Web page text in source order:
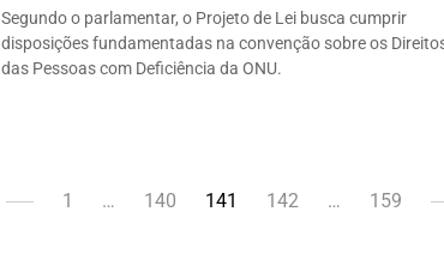
Segundo o parlamentar, o Projeto de Lei busca cumprir
disposições fundamentadas na convenção sobre os
das Pessoas com Deficiência da ONU.
1 … 140 141 142 … 159